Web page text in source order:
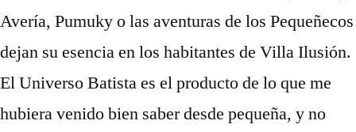
Avería, Pumuky o las aventuras de los Pequeñecos
dejan su esencia en los habitantes de Villa Ilusión.
El Universo Batista es el producto de lo que me
hubiera venido bien saber desde pequeña, y no